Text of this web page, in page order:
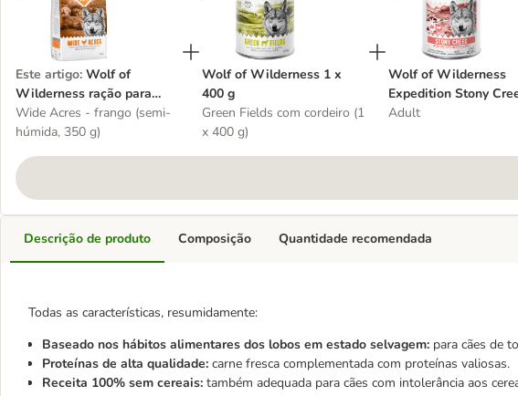
Este artigo: Wolf of
Wilderness ração para
cães
Wide Acres - frango (semi-
húmida, 350 g)
Wolf of Wilderness 1 x
400 g
Green Fields com cordeiro (1
x 400 g)
Wolf of Wilderness
Expedition Stony
400 g - Pack de
Adult
Descrição de produto
Todas as características, resumidamente:
Baseado nos hábitos alimentares dos lobos em estado selvagem: para cães de
Proteínas de alta qualidade: carne fresca complementada com proteínas valiosas.
Receita 100% sem cereais: também adequada para cães com intolerância aos
Composição Quantidade recomendada